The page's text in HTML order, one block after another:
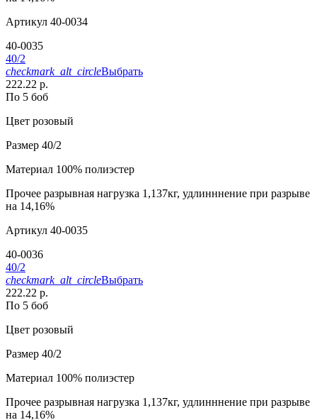
Артикул 40-0034
40-0035
40/2
checkmark_alt_circleВыбрать
222.22 р.
По 5 боб
Цвет розовый
Размер 40/2
Материал 100% полиэстер
Прочее разрывная нагрузка 1,137кг, удлинннение при разрыве
на 14,16%
Артикул 40-0035
40-0036
40/2
checkmark_alt_circleВыбрать
222.22 р.
По 5 боб
Цвет розовый
Размер 40/2
Материал 100% полиэстер
Прочее разрывная нагрузка 1,137кг, удлинннение при разрыве
на 14,16%